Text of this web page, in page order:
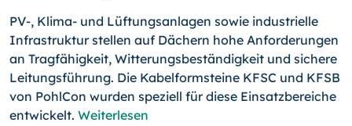
PV-, Klima- und Lüftungsanlagen sowie industrielle
Infrastruktur stellen auf Dächern hohe Anforderungen
an Tragfähigkeit, Witterungsbeständigkeit und sichere
Leitungsführung. Die Kabelformsteine KFSC und KFSB
von PohlCon wurden speziell für diese Einsatzbereiche
entwickelt. Weiterlesen